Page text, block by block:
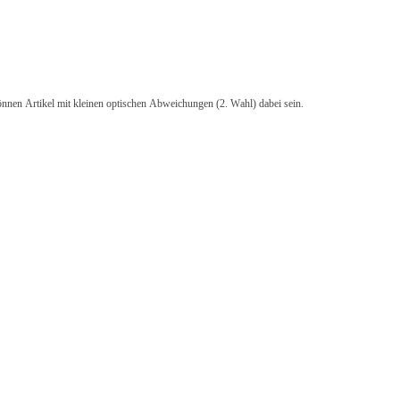
Artikel mit kleinen optischen Abweichungen (2. Wahl) dabei sein.